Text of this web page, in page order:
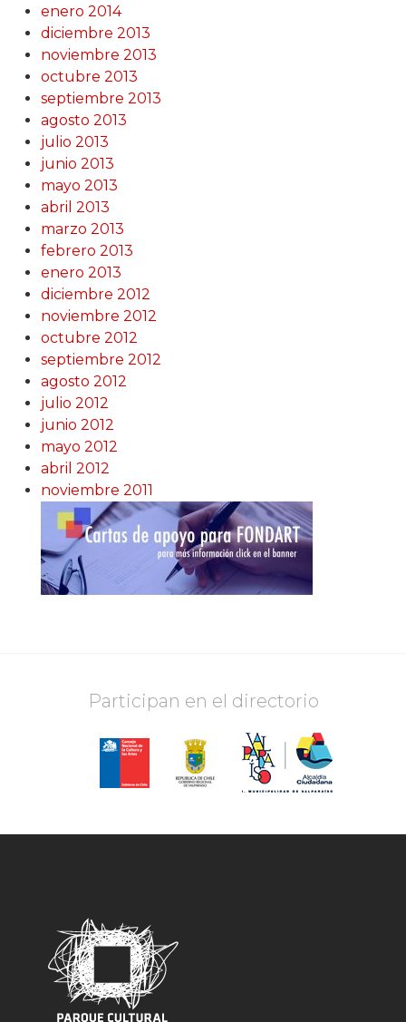
enero 2014
diciembre 2013
noviembre 2013
octubre 2013
septiembre 2013
agosto 2013
julio 2013
junio 2013
mayo 2013
abril 2013
marzo 2013
febrero 2013
enero 2013
diciembre 2012
noviembre 2012
octubre 2012
septiembre 2012
agosto 2012
julio 2012
junio 2012
mayo 2012
abril 2012
noviembre 2011
Participan en el directorio